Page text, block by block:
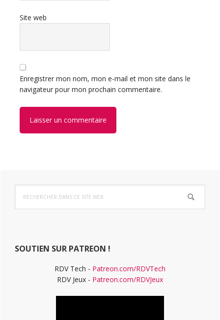
Site web
Enregistrer mon nom, mon e-mail et mon site dans le
navigateur pour mon prochain commentaire.
Barre
latérale
dans
ce
SOUTIEN SUR PATREON !
RDV Tech - Patreon.com/RDVTech
RDV Jeux - Patreon.com/RDVJeux